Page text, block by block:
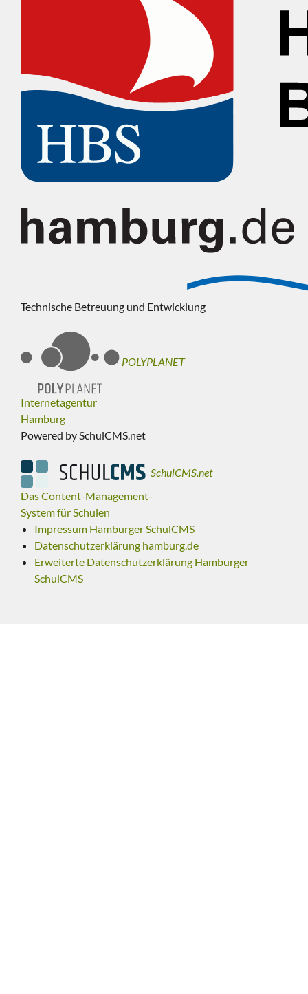
Technische Betreuung und Entwicklung
POLYPLANET
Internetagentur
Hamburg
Powered by SchulCMS.net
SchulCMS.net
Das Content-Management-
System für Schulen
Impressum Hamburger SchulCMS
Datenschutzerklärung hamburg.de
Erweiterte Datenschutzerklärung Hamburger
SchulCMS